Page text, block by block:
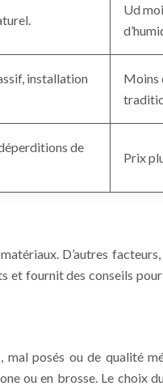
Ud
installation
Moins
de
Prix
D’autres
fournit des conseils
posés ou de qualité
ou en brosse. Le choix